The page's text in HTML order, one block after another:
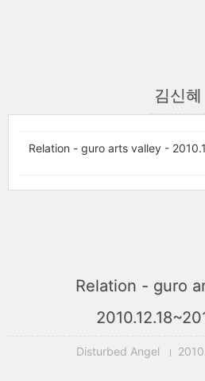
김신혜
Relation - guro arts valley -
Relation - guro
Disturbed Angel